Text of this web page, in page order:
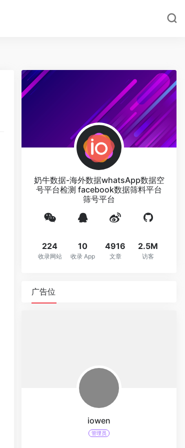
奶牛数据-海外数据whatsApp数据空
号平台检测 facebook数据筛料平台
筛号平台
224
收录网站
10
收录 App
4916
文章
2.5M
访客
广告位
iowen
管理员